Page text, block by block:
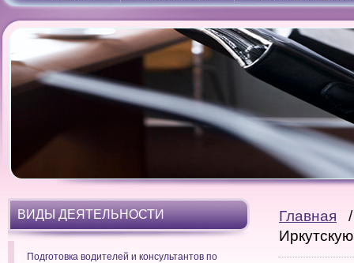
ВИДЫ ДЕЯТЕЛЬНОСТИ
Подготовка водителей и консультантов по
Главная
/